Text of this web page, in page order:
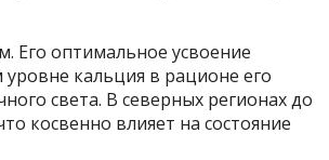
Его оптимальное усвоение
кальция в рационе его
света. В северных регионах до
косвенно влияет на состояние